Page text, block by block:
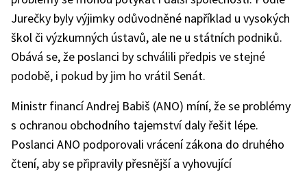
Jurečky byly výjimky odůvodněné například u vysokých
škol či výzkumných ústavů, ale ne u státních podniků.
Obává se, že poslanci by schválili předpis ve stejné
podobě, i pokud by jim ho vrátil Senát.
Ministr financí Andrej Babiš (ANO) míní, že se problémy
s ochranou obchodního tajemství daly řešit lépe.
Poslanci ANO podporovali vrácení zákona do druhého
čtení, aby se připravily přesnější a vyhovující